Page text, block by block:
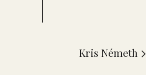
Kris Németh